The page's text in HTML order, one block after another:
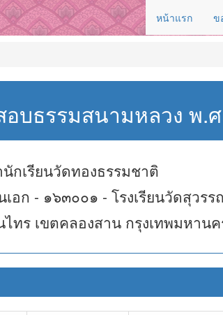
หน้าแรก ข
อบธรรมสนามหลวง พ.
กเรียนวัดทองธรรมชาติ
อก - ๑๖๓๐๐๑ - โรงเรียนวัดสุวร
ทร เขตคลองสาน กรุงเทพมหาน